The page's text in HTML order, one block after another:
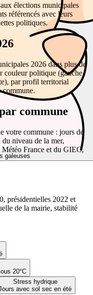
galeuses
20°C
Stress hydrique
avec sol sec en été
élections municipales
référencés avec leurs
politiques.
2026 dans plus de
couleur politique (gauche,
par profil territorial
commune.
commune
votre commune : jours de
niveau de la mer,
Météo France et du GIEC,
présidentielles 2022 et
de la mairie, stabilité